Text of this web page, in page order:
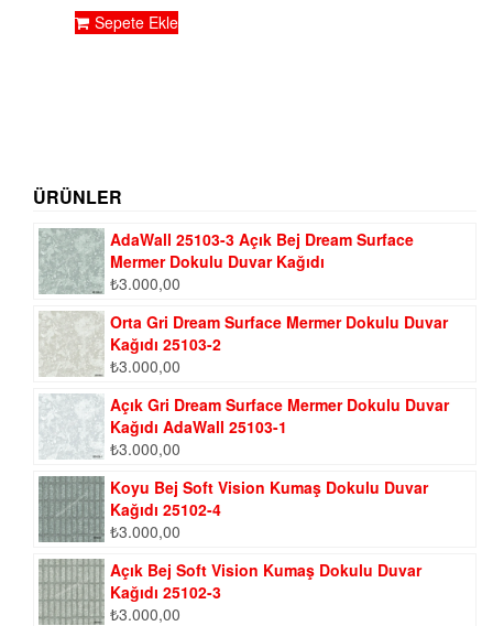
Sepete Ekle
ÜRÜNLER
AdaWall 25103-3 Açık Bej Dream Surface
Mermer Dokulu Duvar Kağıdı
₺3.000,00
Orta Gri Dream Surface Mermer Dokulu Duvar
Kağıdı 25103-2
₺3.000,00
Açık Gri Dream Surface Mermer Dokulu Duvar
Kağıdı AdaWall 25103-1
₺3.000,00
Koyu Bej Soft Vision Kumaş Dokulu Duvar
Kağıdı 25102-4
₺3.000,00
Açık Bej Soft Vision Kumaş Dokulu Duvar
Kağıdı 25102-3
₺3.000,00